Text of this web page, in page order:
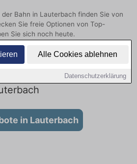
Alle Cookies ablehnen
Datenschutzerklärung
Bahn in Lauterbach finden Sie von
Sie freie Optionen von Top-
Sie sich noch heute.
bei der Bahn:
Stellenangebote für
in Lauterbach